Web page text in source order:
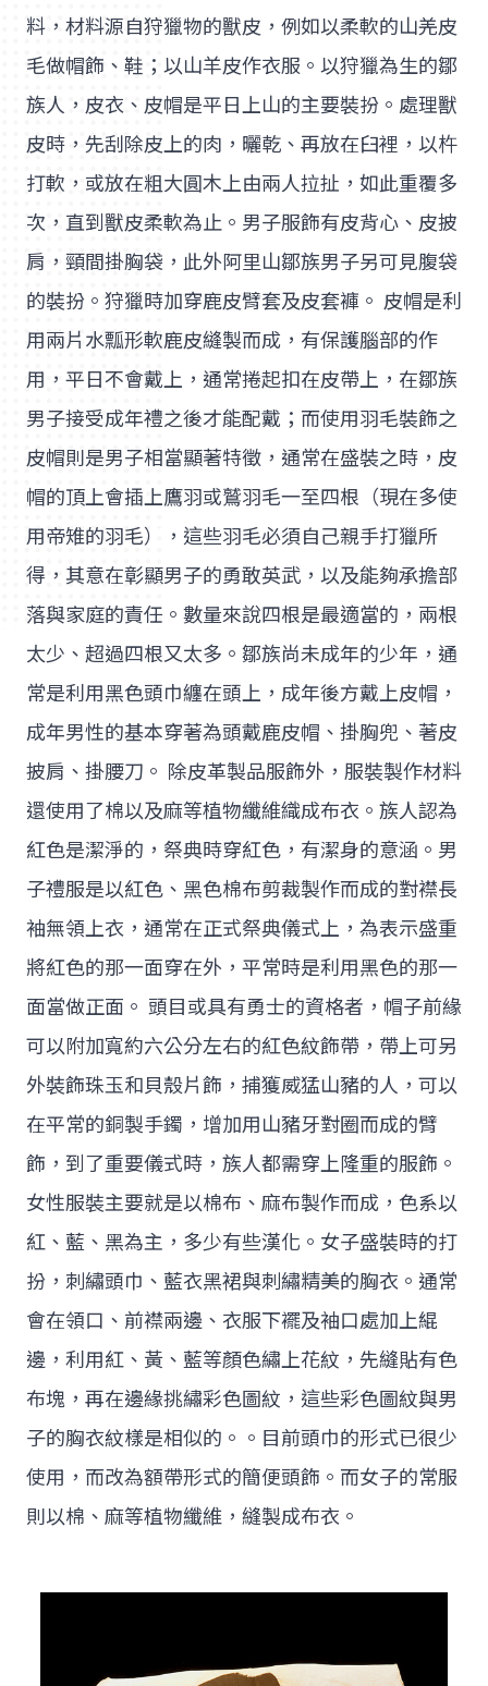
料，材料源自狩獵物的獸皮，例如以柔軟的山羌皮
毛做帽飾、鞋；以山羊皮作衣服。以狩獵為生的鄒
族人，皮衣、皮帽是平日上山的主要裝扮。處理獸
皮時，先刮除皮上的肉，曬乾、再放在臼裡，以杵
打軟，或放在粗大圓木上由兩人拉扯，如此重覆多
次，直到獸皮柔軟為止。男子服飾有皮背心、皮披
肩，頸間掛胸袋，此外阿里山鄒族男子另可見腹袋
的裝扮。狩獵時加穿鹿皮臂套及皮套褲。 皮帽是利
用兩片水瓢形軟鹿皮縫製而成，有保護腦部的作
用，平日不會戴上，通常捲起扣在皮帶上，在鄒族
男子接受成年禮之後才能配戴；而使用羽毛裝飾之
皮帽則是男子相當顯著特徵，通常在盛裝之時，皮
帽的頂上會插上鷹羽或鷲羽毛一至四根（現在多使
用帝雉的羽毛），這些羽毛必須自己親手打獵所
得，其意在彰顯男子的勇敢英武，以及能夠承擔部
落與家庭的責任。數量來說四根是最適當的，兩根
太少、超過四根又太多。鄒族尚未成年的少年，通
常是利用黑色頭巾纏在頭上，成年後方戴上皮帽，
成年男性的基本穿著為頭戴鹿皮帽、掛胸兜、著皮
披肩、掛腰刀。 除皮革製品服飾外，服裝製作材料
還使用了棉以及麻等植物纖維織成布衣。族人認為
紅色是潔淨的，祭典時穿紅色，有潔身的意涵。男
子禮服是以紅色、黑色棉布剪裁製作而成的對襟長
袖無領上衣，通常在正式祭典儀式上，為表示盛重
將紅色的那一面穿在外，平常時是利用黑色的那一
面當做正面。 頭目或具有勇士的資格者，帽子前緣
可以附加寬約六公分左右的紅色紋飾帶，帶上可另
外裝飾珠玉和貝殼片飾，捕獲威猛山豬的人，可以
在平常的銅製手鐲，增加用山豬牙對圈而成的臂
飾，到了重要儀式時，族人都需穿上隆重的服飾。
女性服裝主要就是以棉布、麻布製作而成，色系以
紅、藍、黑為主，多少有些漢化。女子盛裝時的打
扮，刺繡頭巾、藍衣黑裙與刺繡精美的胸衣。通常
會在領口、前襟兩邊、衣服下襬及袖口處加上緄
邊，利用紅、黃、藍等顏色繡上花紋，先縫貼有色
布塊，再在邊緣挑繡彩色圖紋，這些彩色圖紋與男
子的胸衣紋樣是相似的。。目前頭巾的形式已很少
使用，而改為額帶形式的簡便頭飾。而女子的常服
則以棉、麻等植物纖維，縫製成布衣。